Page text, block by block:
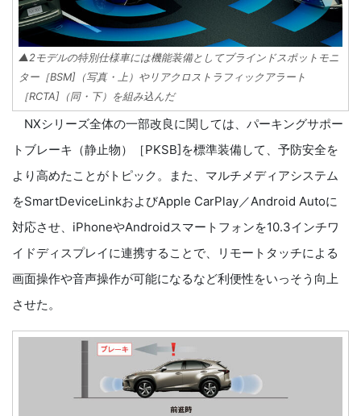
▲2モデルの特別仕様車には機能装備としてブラインドスポットモニ
ター［BSM]（写真・上）やリアクロストラフィックアラート
［RCTA]（同・下）を組み込んだ
NXシリーズ全体の一部改良に関しては、パーキングサポー
トブレーキ（静止物）［PKSB]を標準装備して、予防安全を
より高めたことがトピック。また、マルチメディアシステム
をSmartDeviceLinkおよびApple CarPlay／Android Autoに
対応させ、iPhoneやAndroidスマートフォンを10.3インチワ
イドディスプレイに連携することで、リモートタッチによる
画面操作や音声操作が可能になるなど利便性をいっそう向上
させた。